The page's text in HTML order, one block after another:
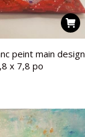
peint main design
x 7,8 po